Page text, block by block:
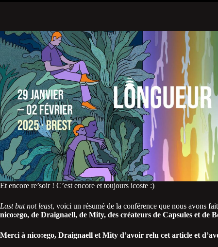
Et encore re’soir ! C’est encore et toujours icoste :)
Last but not least, voici un résumé de la conférence que nous avons
nico:ego, de Draignaell, de Mity, des créateurs de Capsules et de
Merci à nico:ego, Draignaell et Mity d’avoir relu cet article et